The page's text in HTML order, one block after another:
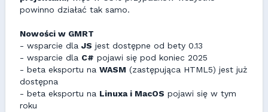
powinno działać tak samo.
Nowości w GMRT
- wsparcie dla JS jest dostępne od bety 0.13
- wsparcie dla C# pojawi się pod koniec 2025
- beta eksportu na WASM (zastępująca HTML5) jest już
dostępna
- beta eksportu na Linuxa i MacOS pojawi się w tym
roku